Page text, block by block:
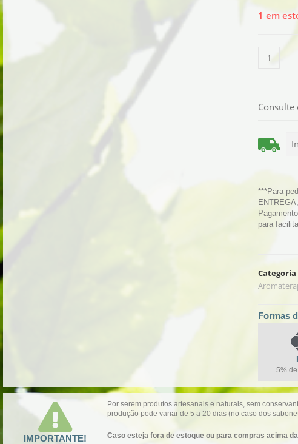
1 em
Consulte
***Para
para
Categoria
Formas
5%
IMPORTANTE!
Por serem produtos artesanais e naturais, sem
produção pode variar de 5 a 20 dias (no caso dos
Caso esteja fora de estoque ou para compras acima